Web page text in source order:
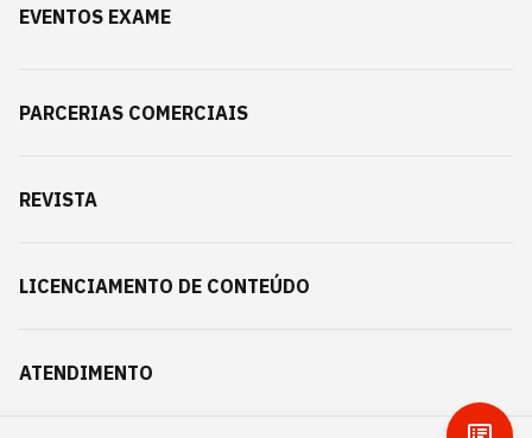
EVENTOS EXAME
PARCERIAS COMERCIAIS
REVISTA
LICENCIAMENTO DE CONTEÚDO
ATENDIMENTO